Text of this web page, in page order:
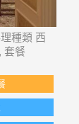
種類 西
套餐